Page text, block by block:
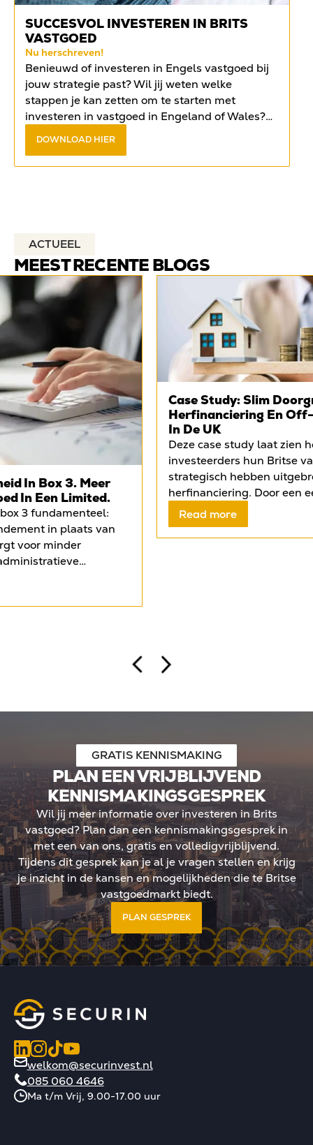
SUCCESVOL INVESTEREN IN BRITS
VASTGOED
Nu herschreven!
Benieuwd of investeren in Engels vastgoed bij
jouw strategie past? Wil jij weten welke
stappen je kan zetten om te starten met
investeren in vastgoed in Engeland of Wales?
DOWNLOAD HIER
ACTUEEL
MEEST RECENTE BLOGS
In Box 3. Meer
In Een Limited.
3 fundamenteel:
in plaats van
voor minder
met strengere
geen jaarlijkse
maar belasting
kern: meer regie, meer
positionering in
Case Study: Slim
Herfinanciering En
In De UK
Deze case study laat zien
investeerders hun Britse
strategisch hebben
herfinanciering. Door een
Liverpool onder te
mortgage, konden zij
het object te verkopen en
begeleid, buitenlandse
Read more
GRATIS KENNISMAKING
PLAN EEN VRIJBLIJVEND
KENNISMAKINGSGESPREK
Wil jij meer informatie over investeren in Brits
vastgoed? Plan dan een kennismakingsgesprek in
met een van ons, gratis en volledigvrijblijvend.
Tijdens dit gesprek kan je al je vragen stellen en krijg
je inzicht in de kansen en mogelijkheden die te Britse
vastgoedmarkt biedt.
PLAN GESPREK
welkom@securinvest.nl
085 060 4646
Ma t/m Vrij, 9.00-17.00 uur